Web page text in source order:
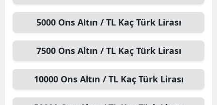
5000 Ons Altın / TLKaç Türk Lirası
7500 Ons Altın / TLKaç Türk Lirası
10000 Ons Altın / TLKaç Türk Lirası